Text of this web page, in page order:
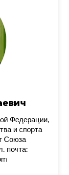
Федерации,
и спорта
Союза
почта: